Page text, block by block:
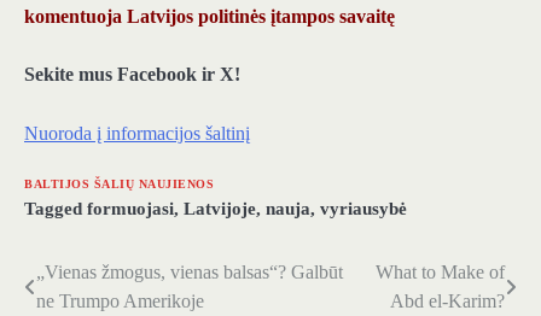
komentuoja Latvijos politinės įtampos savaitę
Sekite mus Facebook ir X!
Nuoroda į informacijos šaltinį
BALTIJOS ŠALIŲ NAUJIENOS
Tagged formuojasi, Latvijoje, nauja, vyriausybė
Navigacija
„Vienas žmogus, vienas balsas“? Galbūt
ne Trumpo Amerikoje
What to Make of
Abd el-Karim?